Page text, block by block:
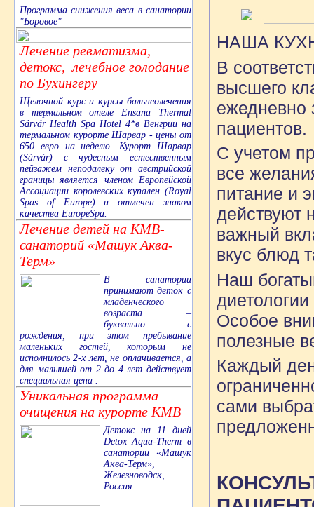
Программа снижения веса в санатории
"Боровое"
Лечение ревматизма,
детокс, лечебное голодание
по Бухингеру
Щелочной курс и курсы бальнеолечения
в термальном отеле Ensana Thermal
Sárvár Health Spa Hotel 4*в Венгрии на
термальном курорте Шарвар - цены от
650 евро на неделю. Курорт Шарвар
(Sárvár) с чудесным естественным
пейзажем неподалеку от австрийской
границы является членом Европейской
Ассоциации королевских купален (Royal
Spas of Europe) и отмечен знаком
качества EuropeSpa.
Лечение детей на КМВ-
санаторий «Машук Аква-
Терм»
В санатории
принимают деток с
младенческого
возраста –
буквально с
рождения, при этом пребывание
маленьких гостей, которым не
исполнилось 2-х лет, не оплачивается, а
для малышей от 2 до 4 лет действует
специальная цена .
Уникальная программа
очищения на курорте КМВ
Детокс на 11 дней
Detox Aqua-Therm в
санатории «Машук
Аква-Терм»,
Железноводск,
Россия
НАША
В
высшего
ежедневно
пациентов.
С учетом
все
питание и
действуют
важный
вкус блюд
Наш
Особое
полезные
Каждый
сами